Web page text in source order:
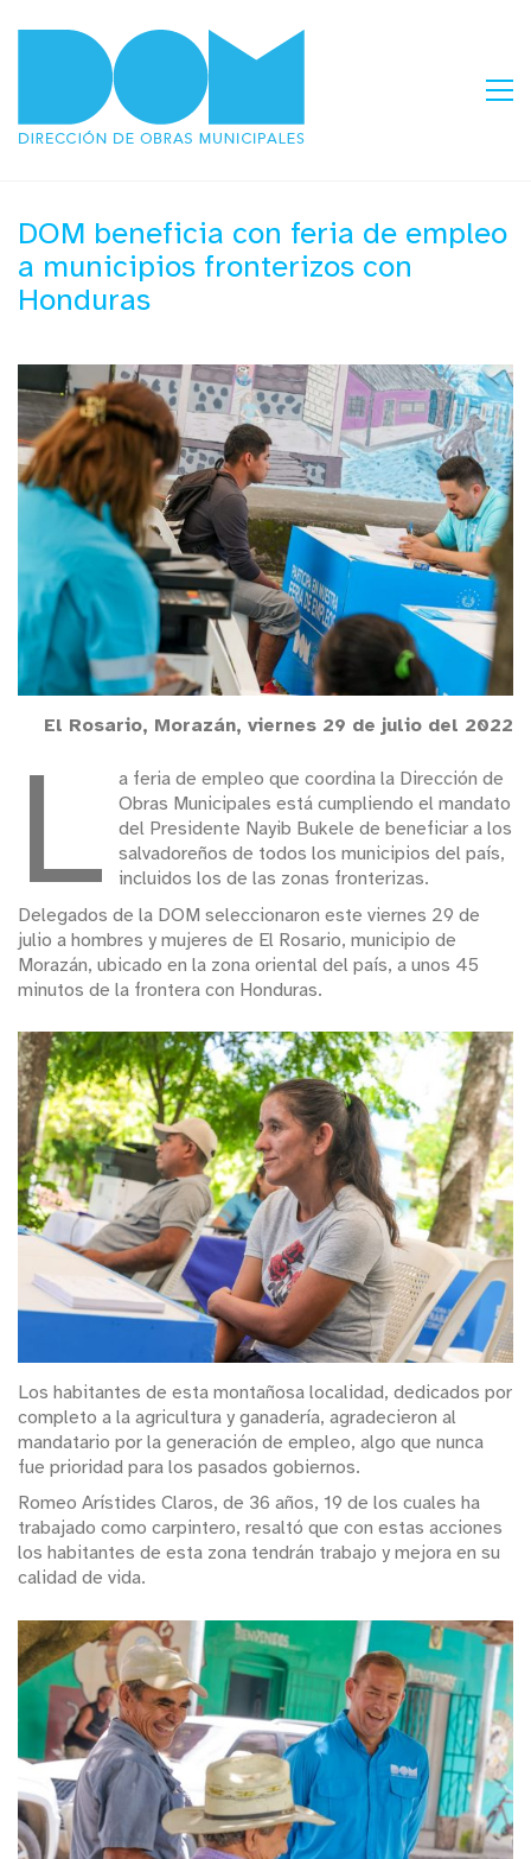
DOM beneficia con feria de empleo
a municipios fronterizos con
Honduras
El Rosario, Morazán, viernes 29 de julio del 2022
L
a feria de empleo que coordina la Dirección de
Obras Municipales está cumpliendo el mandato
del Presidente Nayib Bukele de beneficiar a los
salvadoreños de todos los municipios del país,
incluidos los de las zonas fronterizas.
Delegados de la DOM seleccionaron este viernes 29 de
julio a hombres y mujeres de El Rosario, municipio de
Morazán, ubicado en la zona oriental del país, a unos 45
minutos de la frontera con Honduras.
Los habitantes de esta montañosa localidad, dedicados por
completo a la agricultura y ganadería, agradecieron al
mandatario por la generación de empleo, algo que nunca
fue prioridad para los pasados gobiernos.
Romeo Arístides Claros, de 36 años, 19 de los cuales ha
trabajado como carpintero, resaltó que con estas acciones
los habitantes de esta zona tendrán trabajo y mejora en su
calidad de vida.